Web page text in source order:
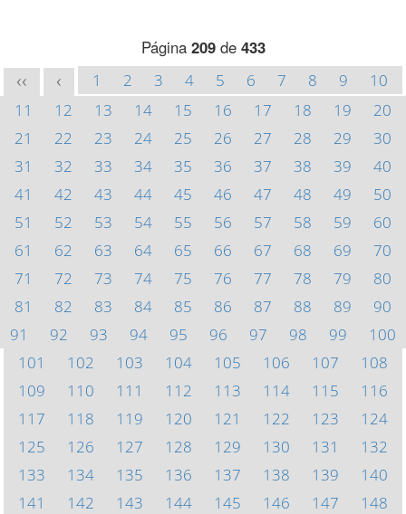
Página 209de 433
<< < 1 2 3 4 5 6 7 8 9
10
11
12 13 14 15 16 17 18 19
20
21
22 23 24 25 26 27 28 29
30
31
32 33 34 35 36 37 38 39
40
41
42 43 44 45 46 47 48 49
50
51
52 53 54 55 56 57 58 59
60
61
62 63 64 65 66 67 68 69
70
71
72 73 74 75 76 77 78 79
80
81
82 83 84 85 86 87 88 89
90
91
92 93 94 95 96 97 98 99
100
101
102 103 104 105 106 107
108
109
110 111 112 113 114 115
116
117
118 119 120 121 122 123
124
125
126 127 128 129 130 131
132
133
134 135 136 137 138 139
140
141
142 143 144 145 146 147
148